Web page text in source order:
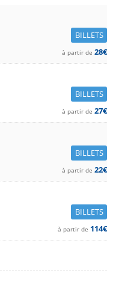
BILLETS
à partir de 28€
BILLETS
à partir de 27€
BILLETS
à partir de 22€
BILLETS
à partir de 114€